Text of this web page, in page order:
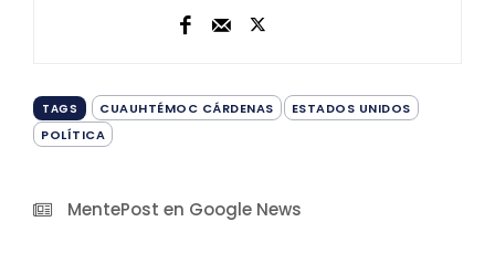
TAGS CUAUHTÉMOC CÁRDENAS
ESTADOS UNIDOS
POLÍTICA
MentePost en Google News